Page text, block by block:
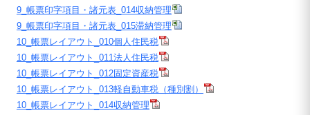
9_帳票印字項目・諸元表_014収納管理
9_帳票印字項目・諸元表_015滞納管理
10_帳票レイアウト_010個人住民税
10_帳票レイアウト_011法人住民税
10_帳票レイアウト_012固定資産税
10_帳票レイアウト_013軽自動車税（種別割）
10_帳票レイアウト_014収納管理